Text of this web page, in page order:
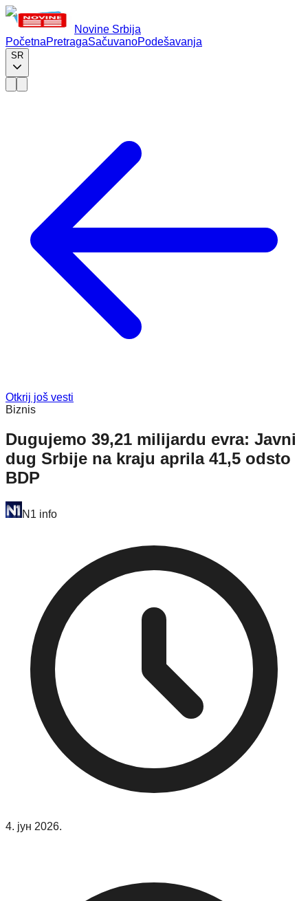
Novine Srbija
PočetnaPretragaSačuvanoPodešavanja
SR
Otkrij još vesti
Biznis
Dugujemo 39,21 milijardu evra: Javni
dug Srbije na kraju aprila 41,5 odsto
BDP
N1 info
4. јун 2026.